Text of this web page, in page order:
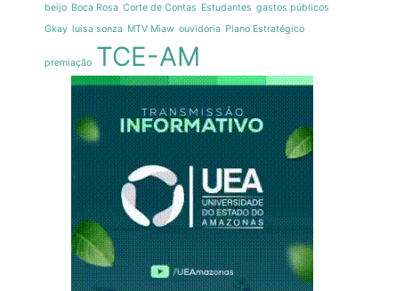
beijo Boca Rosa Corte de Contas Estudantes gastos públicos
Gkay luisa sonza MTV Miaw ouvidoria Plano Estratégico
premiação TCE-AM